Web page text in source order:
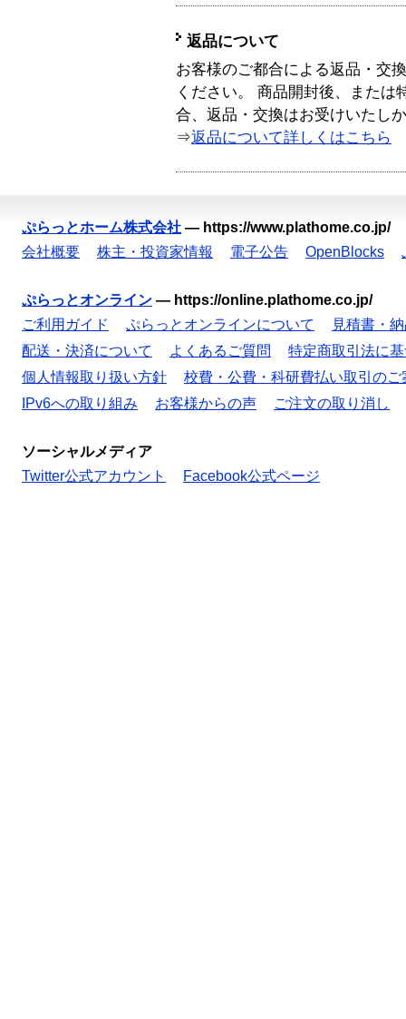
返品について
お客様のご都合による返品・交
ください。 商品開封後、または
合、返品・交換はお受けいたし
⇒返品について詳しくはこちら
ぷらっとホーム株式会社 — https://www.plathome.co.jp/
会社概要
株主・投資家情報 電子公告 OpenBlocks
ぷらっとオンライン — https://online.plathome.co.jp/
ご利用ガイド
ぷらっとオンラインについて
見積書・
配送・決済について
よくあるご質問
特定商取引法に
個人情報取り扱い方針
校費・公費・科研費払い取引のご
IPv6への取り組み
お客様からの声 ご注文の取り消し
ソーシャルメディア
Twitter公式アカウント
Facebook公式ページ